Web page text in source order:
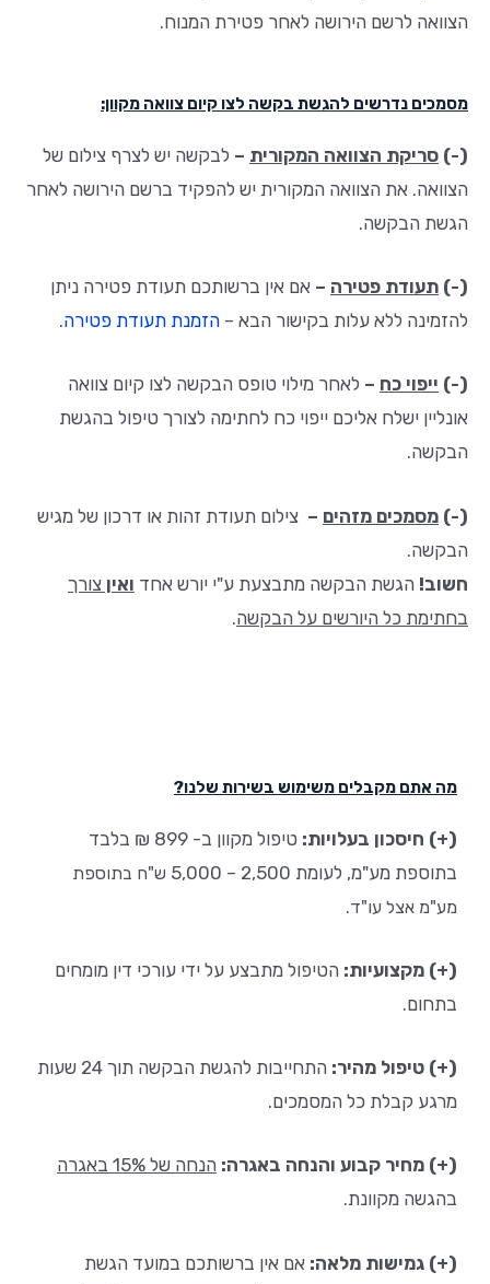
הצוואה לרשם הירושה לאחר פטירת המנוח.
מסמכים נדרשים להגשת בקשה לצו קיום צוואה מקוון:
(-) סריקת הצוואה המקורית – לבקשה יש לצרף צילום של
הצוואה. את הצוואה המקורית יש להפקיד ברשם הירושה לאחר
הגשת הבקשה.
(-) תעודת פטירה – אם אין ברשותכם תעודת פטירה ניתן
להזמינה ללא עלות בקישור הבא – הזמנת תעודת פטירה.
(-) ייפוי כח – לאחר מילוי טופס הבקשה לצו קיום צוואה
אונליין ישלח אליכם ייפוי כח לחתימה לצורך טיפול בהגשת
הבקשה.
(-) מסמכים מזהים – צילום תעודת זהות או דרכון של מגיש
הבקשה.
חשוב! הגשת הבקשה מתבצעת ע"י יורש אחד ואין צורך
בחתימת כל היורשים על הבקשה.
מה אתם מקבלים משימוש בשירות שלנו?
(+) חיסכון בעלויות: טיפול מקוון ב-
בתוספת מע"מ, לעומת 2,500 – 5,000
ש"ח בתוספת
מע"מ אצל עו"ד.
(+) מקצועיות: הטיפול מתבצע על ידי עורכי דין מומחים
בתחום.
(+) טיפול מהיר:
התחייבות להגשת הבקשה תוך 24 שעות
מרגע קבלת כל המסמכים.
(+) מחיר קבוע והנחה באגרה: הנחה של 15% באגרה
בהגשה מקוונת.
(+) גמישות מלאה: אם אין ברשותכם במועד הגשת